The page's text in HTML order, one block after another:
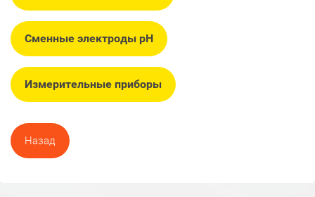
Сменные электроды pH
Измерительные приборы
Назад